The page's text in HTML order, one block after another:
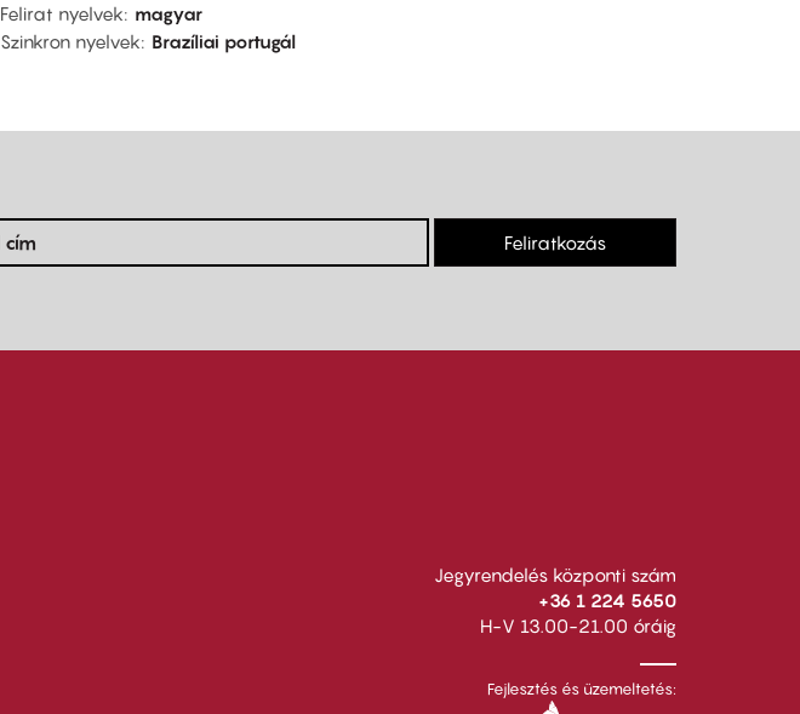
Felirat nyelvek
magyar
Szinkron nyelvek
Brazíliai portugál
Feliratkozás
Jegyrendelés központi szám
+36 1 224 5650
H-V 13.00-21.00 óráig
Fejlesztés és üzemeltetés: